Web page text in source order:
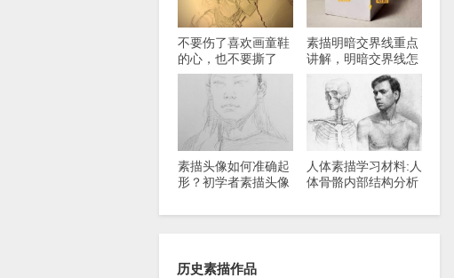
不要伤了喜欢画童鞋
的心，也不要撕了
画。
素描明暗交界线重点
讲解，明暗交界线怎
么画？
素描头像如何准确起
形？初学者素描头像
人体素描学习材料:人
体骨骼内部结构分析
历史素描作品